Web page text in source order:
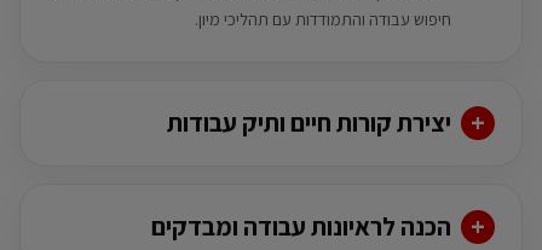
חיפוש עבודה והתמודדות עם תהליכי מיון.
יצירת קורות חיים ותיק עבודות
הכנה לראיונות עבודה ומבדקים